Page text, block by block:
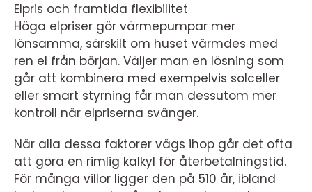
Elpris och framtida flexibilitet
Höga elpriser gör värmepumpar mer
lönsamma, särskilt om huset värmdes med
ren el från början. Väljer man en lösning som
går att kombinera med exempelvis solceller
eller smart styrning får man dessutom mer
kontroll när elpriserna svänger.
När alla dessa faktorer vägs ihop går det ofta
att göra en rimlig kalkyl för återbetalningstid.
För många villor ligger den på 510 år, ibland